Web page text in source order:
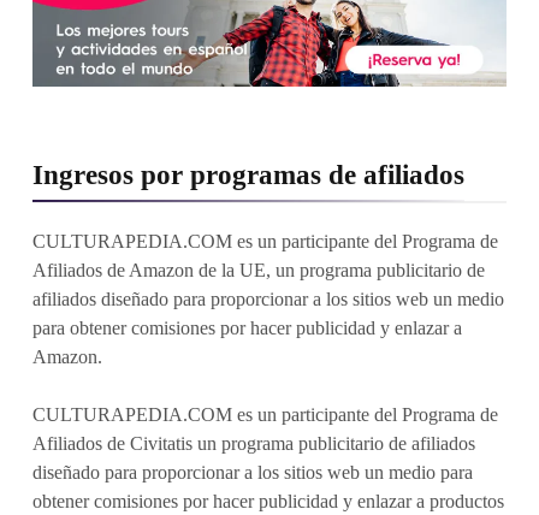
Ingresos por programas de afiliados
CULTURAPEDIA.COM es un participante del Programa de
Afiliados de Amazon de la UE, un programa publicitario de
afiliados diseñado para proporcionar a los sitios web un medio
para obtener comisiones por hacer publicidad y enlazar a
Amazon.
CULTURAPEDIA.COM es un participante del Programa de
Afiliados de Civitatis un programa publicitario de afiliados
diseñado para proporcionar a los sitios web un medio para
obtener comisiones por hacer publicidad y enlazar a productos